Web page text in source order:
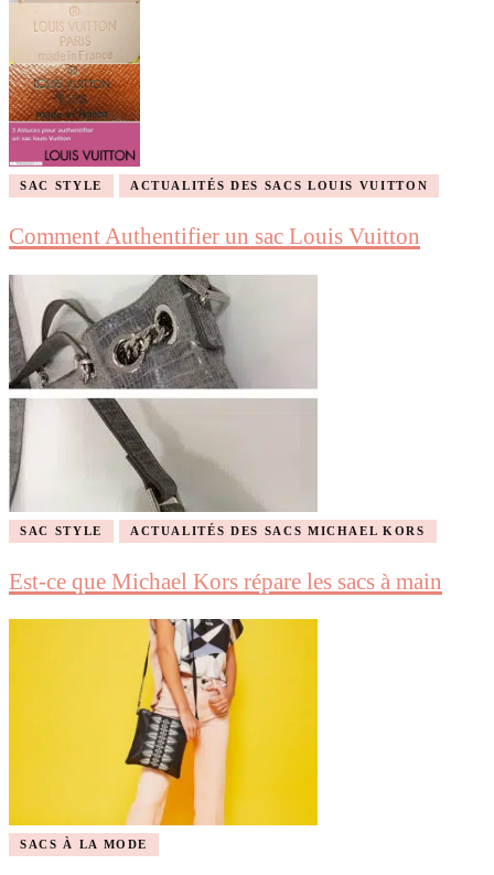
SAC STYLE ACTUALITÉS DES SACS LOUIS VUITTON
Comment Authentifier un sac Louis Vuitton
SAC STYLE ACTUALITÉS DES SACS MICHAEL KORS
Est-ce que Michael Kors répare les sacs à main
SACS À LA MODE